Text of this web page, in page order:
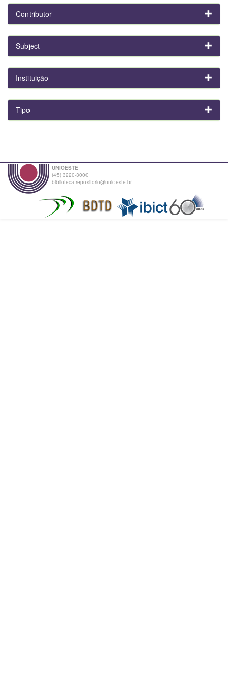
Contributor
Subject
Instituição
Tipo
UNIOESTE
(45) 3220-3000
biblioteca.repositorio@unioeste.br